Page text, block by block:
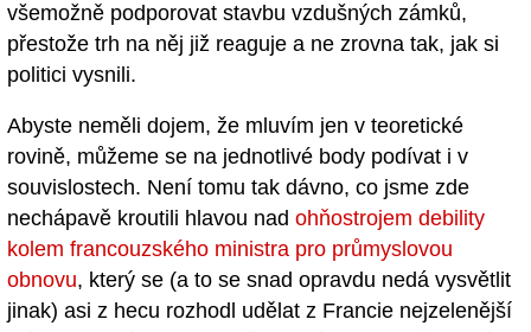
všemožně podporovat stavbu vzdušných zámků,
přestože trh na něj již reaguje a ne zrovna tak, jak si
politici vysnili.
Abyste neměli dojem, že mluvím jen v teoretické
rovině, můžeme se na jednotlivé body podívat i v
souvislostech. Není tomu tak dávno, co jsme zde
nechápavě kroutili hlavou nad ohňostrojem debility
kolem francouzského ministra pro průmyslovou
obnovu, který se (a to se snad opravdu nedá vysvětlit
jinak) asi z hecu rozhodl udělat z Francie nejzelenější